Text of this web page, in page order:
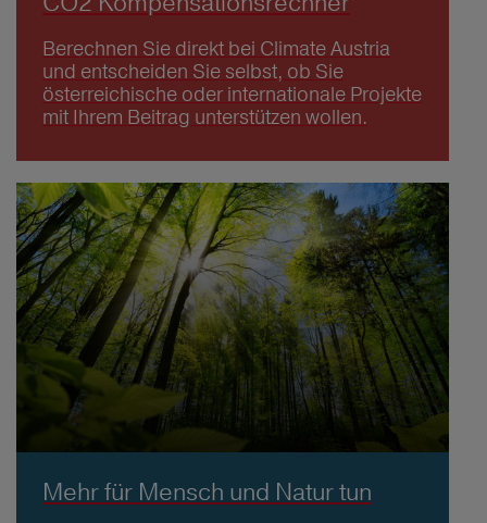
Berechnen Sie direkt bei Climate Austria
und entscheiden Sie selbst, ob Sie
österreichische oder internationale Projekte
mit Ihrem Beitrag unterstützen wollen.
Mehr für Mensch und Natur tun